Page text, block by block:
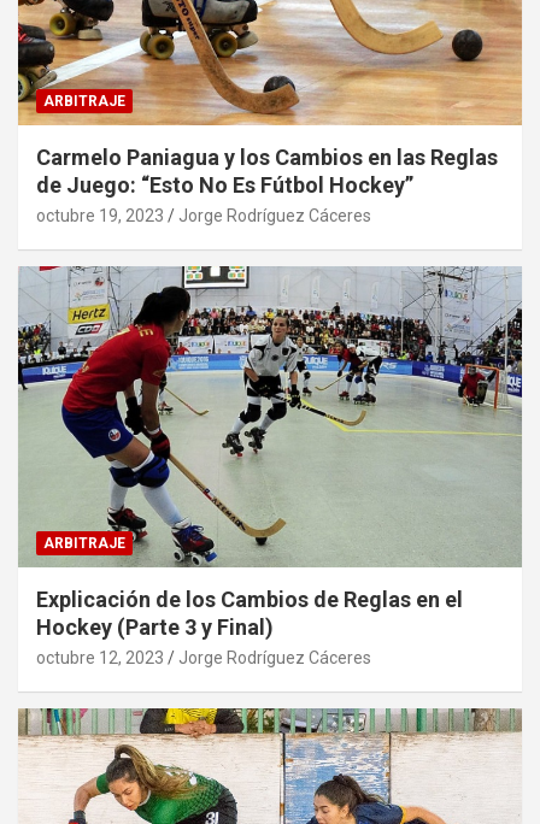
ARBITRAJE
Carmelo Paniagua y los Cambios en las Reglas
de Juego: “Esto No Es Fútbol Hockey”
octubre 19, 2023 Jorge Rodríguez Cáceres
ARBITRAJE
Explicación de los Cambios de Reglas en el
Hockey (Parte 3 y Final)
octubre 12, 2023 Jorge Rodríguez Cáceres